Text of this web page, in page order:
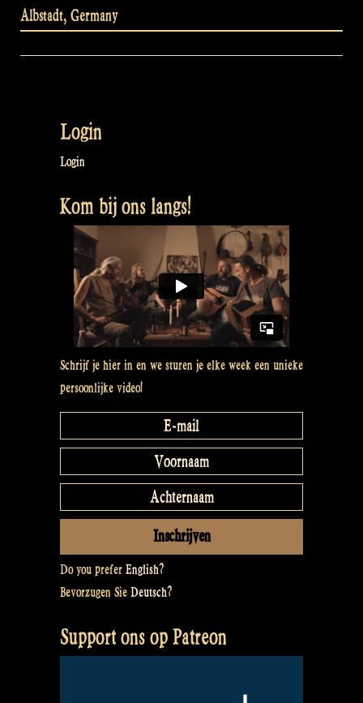
Albstadt, Germany
Login
Login
Kom bij ons langs!
Schrijf je hier in en we sturen je elke week een unieke
persoonlijke video!
Do you prefer English?
Bevorzugen Sie Deutsch?
Support ons op Patreon